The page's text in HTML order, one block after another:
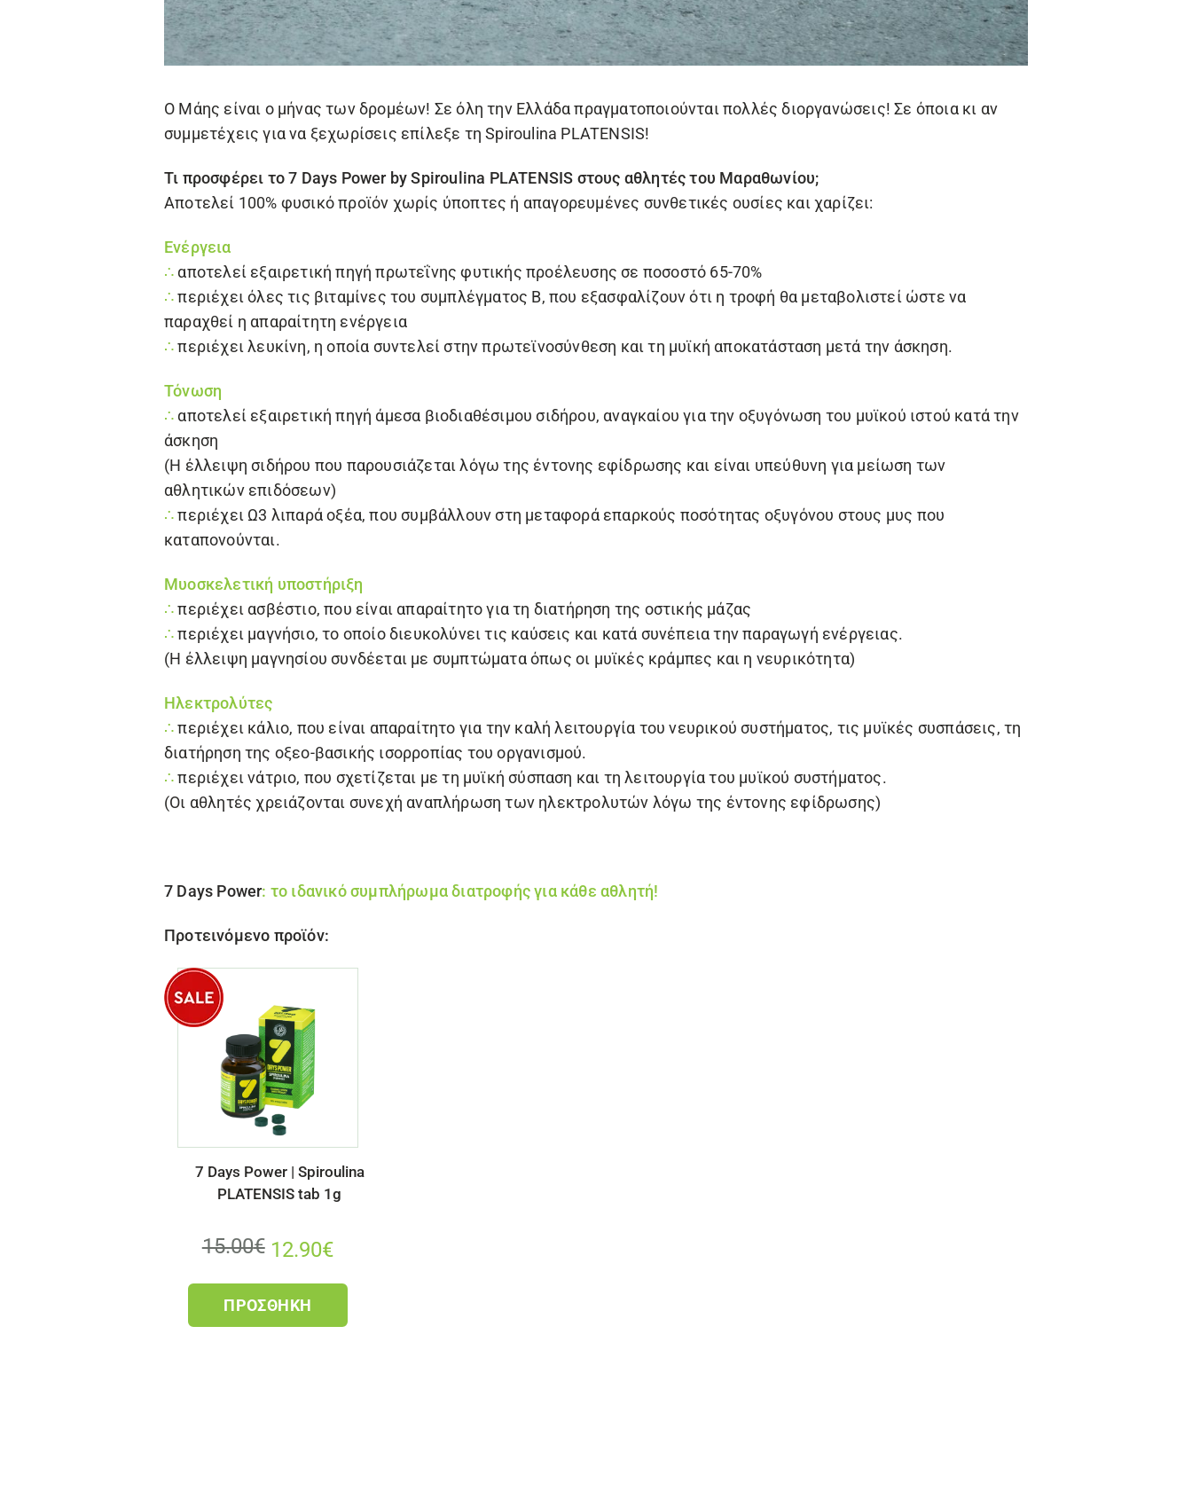
Ο Μάης είναι ο μήνας των δρομέων! Σε όλη την Ελλάδα πραγματοποιούνται πολλές διοργανώσεις! Σε όποια κι αν
συμμετέχεις για να ξεχωρίσεις επίλεξε τηSpiroulina PLATENSIS!
Τι προσφέρει το7 Days Power by Spiroulina PLATENSIS στους αθλητές του Μαραθωνίου;
Αποτελεί 100% φυσικό προϊόν χωρίς ύποπτες ή απαγορευμένες συνθετικές ουσίες και χαρίζει:
Ενέργεια
∴ αποτελεί εξαιρετική πηγή πρωτεΐνης φυτικής προέλευσης σε ποσοστό 65-70%
∴ περιέχει όλες τις βιταμίνες του συμπλέγματος Β, που εξασφαλίζουν ότι η τροφή θα μεταβολιστεί ώστε να
παραχθεί η απαραίτητη ενέργεια
∴ περιέχει λευκίνη, η οποία συντελεί στην πρωτεϊνοσύνθεση και τη μυϊκή αποκατάσταση μετά την άσκηση.
Τόνωση
∴ αποτελεί εξαιρετική πηγή άμεσα βιοδιαθέσιμου σιδήρου, αναγκαίου για την οξυγόνωση του μυϊκού ιστού κατά την
άσκηση
(Η έλλειψη σιδήρου που παρουσιάζεται λόγω της έντονης εφίδρωσης και είναι υπεύθυνη για μείωση των
αθλητικών επιδόσεων)
∴περιέχει Ω3 λιπαρά οξέα, που συμβάλλουν στη μεταφορά επαρκούς ποσότητας οξυγόνου στους μυς που
καταπονούνται.
Μυοσκελετική υποστήριξη
∴περιέχει ασβέστιο, που είναι απαραίτητο για τη διατήρηση της οστικής μάζας
∴περιέχει μαγνήσιο, το οποίο διευκολύνει τις καύσεις και κατά συνέπεια την παραγωγή ενέργειας.
(Η έλλειψη μαγνησίου συνδέεται με συμπτώματα όπως οι μυϊκές κράμπες και η νευρικότητα)
Ηλεκτρολύτες
∴περιέχει κάλιο, που είναι απαραίτητο για την καλή λειτουργία του νευρικού συστήματος, τις μυϊκές συσπάσεις, τη
διατήρηση της οξεο-βασικής ισορροπίας του οργανισμού.
∴περιέχεινάτριο, που σχετίζεται με τη μυϊκή σύσπαση και τη λειτουργία του μυϊκού συστήματος.
(Οι αθλητές χρειάζονται συνεχή αναπλήρωση των ηλεκτρολυτών λόγω της έντονης εφίδρωσης)
7 Days Power: το ιδανικό συμπλήρωμα διατροφής για κάθε αθλητή!
Προτεινόμενο προϊόν:
7 Days Power | Spiroulina
PLATENSIS tab 1g
15.00€ 12.90€
ΠΡΟΣΘΉΚΗ